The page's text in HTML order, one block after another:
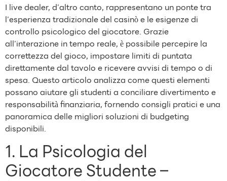
I live dealer, d’altro canto, rappresentano un ponte tra
l’esperienza tradizionale del casinò e le esigenze di
controllo psicologico del giocatore. Grazie
all’interazione in tempo reale, è possibile percepire la
correttezza del gioco, impostare limiti di puntata
direttamente dal tavolo e ricevere avvisi di tempo o di
spesa. Questo articolo analizza come questi elementi
possano aiutare gli studenti a conciliare divertimento e
responsabilità finanziaria, fornendo consigli pratici e una
panoramica delle migliori soluzioni di budgeting
disponibili.
1. La Psicologia del
Giocatore Studente –